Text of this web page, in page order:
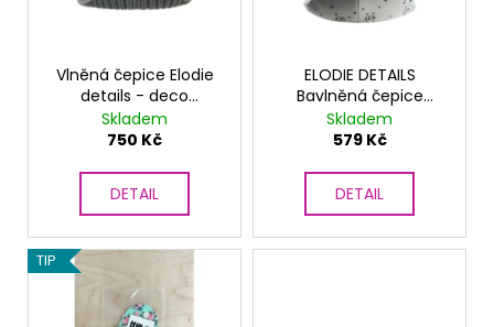
Vlněná čepice Elodie
details - deco
turquoise
Skladem
750 Kč
DETAIL
ELODIE DETAILS
Bavlněná čepice
Monogram 1-2r
Skladem
579 Kč
DETAIL
TIP HLEDAT